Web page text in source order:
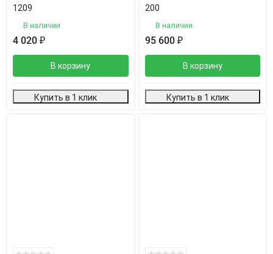
1209
В наличии
4 020 ₽
В корзину
Купить в 1 клик
200
В наличии
95 600 ₽
В корзину
Купить в 1 клик